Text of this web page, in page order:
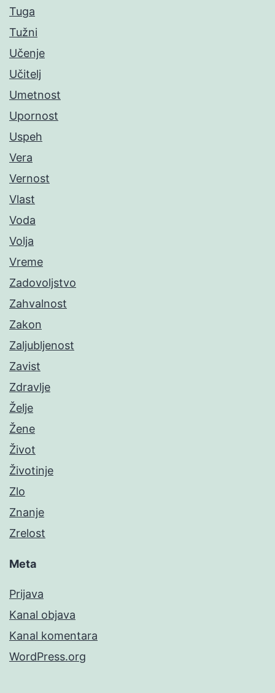
Tuga
Tužni
Učenje
Učitelj
Umetnost
Upornost
Uspeh
Vera
Vernost
Vlast
Voda
Volja
Vreme
Zadovoljstvo
Zahvalnost
Zakon
Zaljubljenost
Zavist
Zdravlje
Želje
Žene
Život
Životinje
Zlo
Znanje
Zrelost
Meta
Prijava
Kanal objava
Kanal komentara
WordPress.org